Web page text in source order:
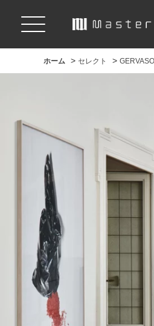
ホーム > セレクト >